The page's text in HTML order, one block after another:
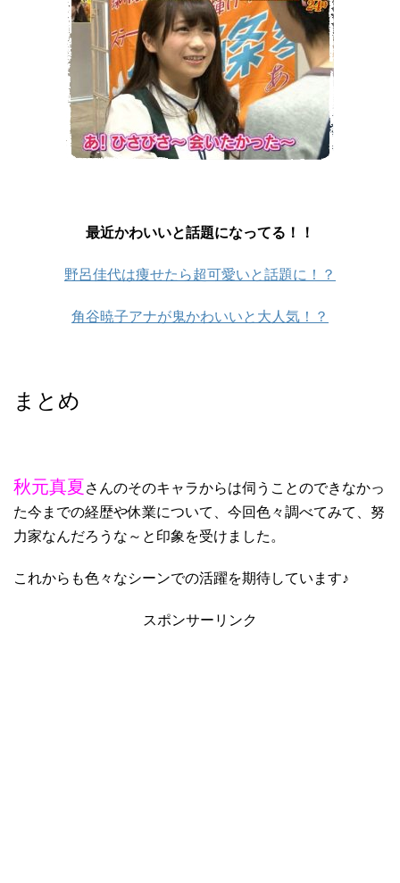
最近かわいいと話題になってる！！
野呂佳代は痩せたら超可愛いと話題に！？
角谷暁子アナが鬼かわいいと大人気！？
まとめ
秋元真夏さんのそのキャラからは伺うことのできなかっ
た今までの経歴や休業について、今回色々調べてみて、努
力家なんだろうな～と印象を受けました。
これからも色々なシーンでの活躍を期待しています♪
スポンサーリンク